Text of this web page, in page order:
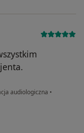
audiologiczna •